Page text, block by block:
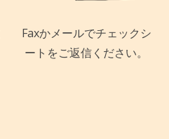
Faxかメールでチェックシ
ートをご返信ください。